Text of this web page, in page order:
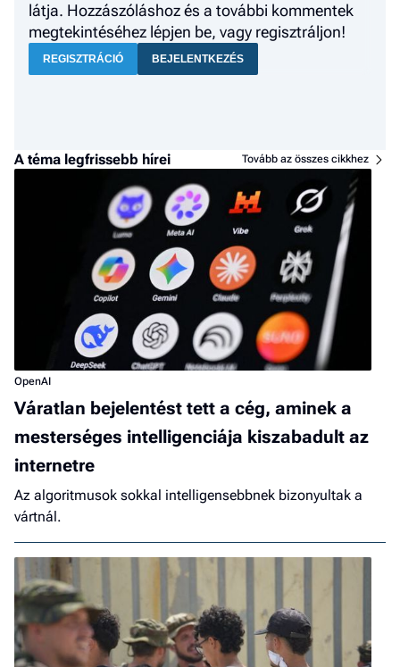
látja. Hozzászóláshoz és a további kommentek
megtekintéséhez lépjen be, vagy regisztráljon!
REGISZTRÁCIÓ BEJELENTKEZÉS
A téma legfrissebb hírei Tovább az összes cikkhez
OpenAI
Váratlan bejelentést tett a cég, aminek a
mesterséges intelligenciája kiszabadult az
internetre
Az algoritmusok sokkal intelligensebbnek bizonyultak a
vártnál.